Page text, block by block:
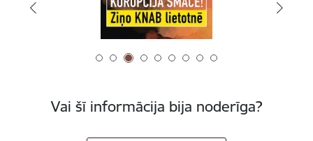
Vai šī informācija bija noderīga?